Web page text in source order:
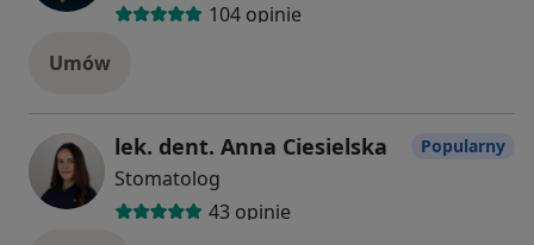
104 opinie
Umów
lek. dent. Anna Ciesielska
Stomatolog
43 opinie
Popularny